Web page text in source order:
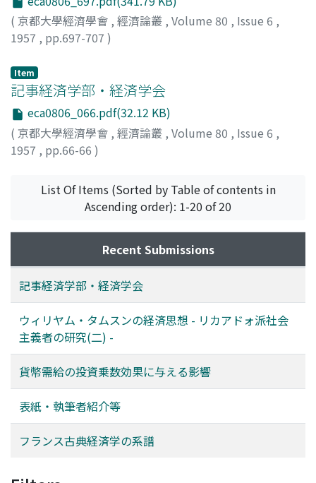
( 京都大學經濟學會 , 經濟論叢 , Volume 80 , Issue 6 ,
1957 , pp.697-707 )
Item
記事経済学部・経済学会
eca0806_066.pdf(32.12 KB)
( 京都大學經濟學會 , 經濟論叢 , Volume 80 , Issue 6 ,
1957 , pp.66-66 )
List Of Items (Sorted by Table of contents in
Ascending order): 1-20 of 20
Recent Submissions
記事経済学部・経済学会
ウィリヤム・タムスンの経済思想 - リカアドォ派社会
主義者の研究(二) -
貨幣需給の投資乗数効果に与える影響
表紙・執筆者紹介等
フランス古典経済学の系譜